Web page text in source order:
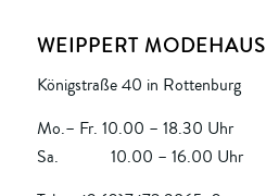
WEIPPERT MODEHAUS
Königstraße 40 in Rottenburg
Mo.– Fr. 10.00 – 18.30 Uhr
Sa. 10.00 – 16.00 Uhr